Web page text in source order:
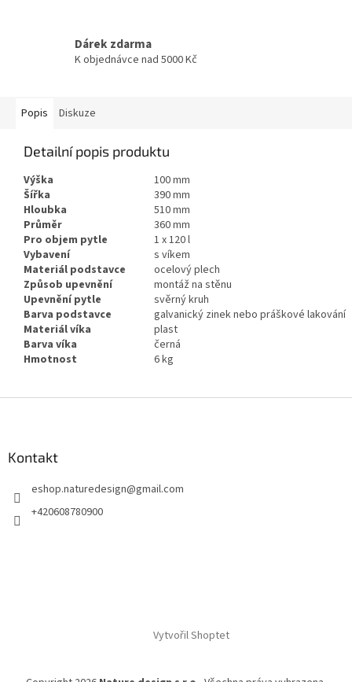
Dárek zdarma
K objednávce nad 5000 Kč
Popis Diskuze
Detailní popis produktu
Výška 100mm
Šířka
390mm
Hloubka
510mm
Průměr
360mm
Pro objem pytle
1 x 120l
Vybavení
s víkem
Materiál podstavce
ocelový plech
Způsob upevnění
montáž na stěnu
Upevnění pytle
svěrný kruh
Barva podstavce
galvanický zinek nebo práškové lakování
Materiál víka
plast
Barva víka
černá
Hmotnost
6 kg
Kontakt
eshop.naturedesign@gmail.com
+420608780900
Vytvořil Shoptet